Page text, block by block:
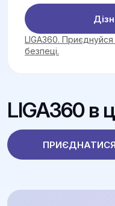
LIGA360.
безпеці.
LIGA360 в